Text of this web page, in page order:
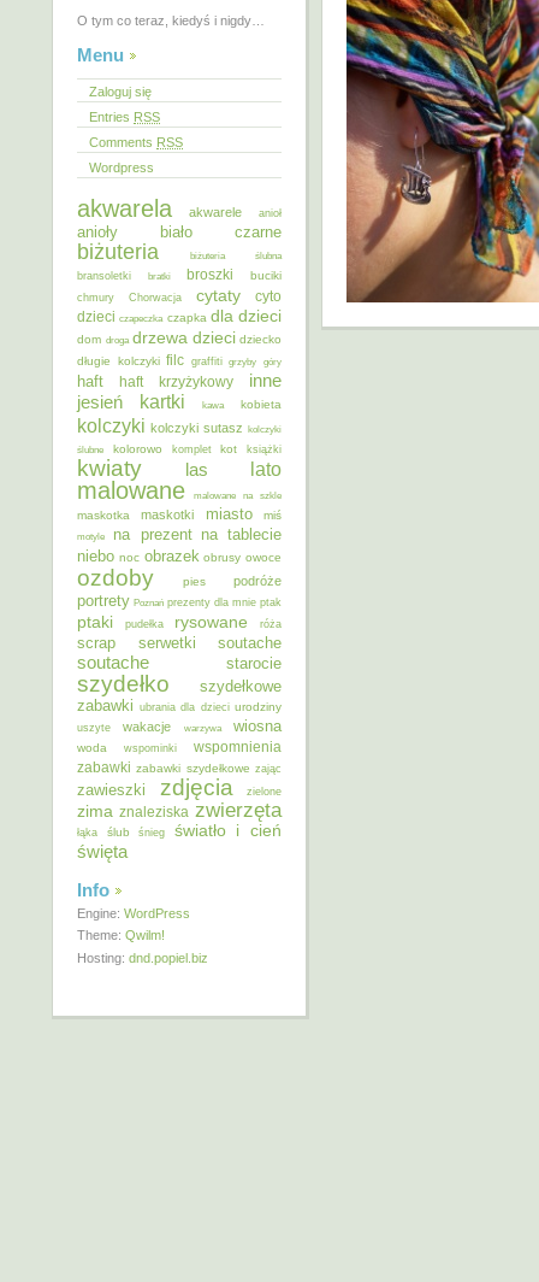
O tym co teraz, kiedyś i nigdy…
Menu
Zaloguj się
Entries RSS
Comments RSS
Wordpress
akwarela akwarele anioł
anioły biało czarne
biżuteria
biżuteria ślubna
bransoletki
bratki broszki buciki
chmury Chorwacja cytaty
cyto
dzieci czapeczka czapka dla dzieci
dom droga drzewa dzieci dziecko
długie kolczyki filc graffiti grzyby góry
haft haft krzyżykowy inne
jesień kartki kawa kobieta
kolczyki kolczyki sutasz kolczyki
ślubne
kolorowo komplet kot książki
kwiaty las lato
malowane malowane na szkle
maskotka maskotki miasto miś
motyle na prezent na tablecie
niebo noc obrazek obrusy owoce
ozdoby pies podróże
portrety Poznań prezenty dla mnie ptak
ptaki pudełka rysowane róża
scrap serwetki soutache
soutache starocie
szydełko
szydełkowe
zabawki ubrania dla dzieci urodziny
uszyte wakacje warzywa wiosna
woda wspominki
wspomnienia
zabawki zabawki szydełkowe zając
zawieszki zdjęcia zielone
zima znaleziska zwierzęta
łąka ślub śnieg światło i cień
święta
Info
Engine: WordPress
Theme: Qwilm!
Hosting: dnd.popiel.biz